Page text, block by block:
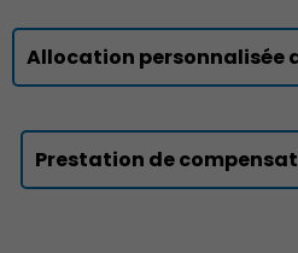
Allocation personnalisée
Prestation de